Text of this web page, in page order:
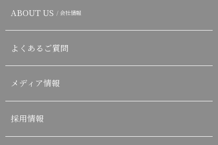
ABOUT US / 会社情報
よくあるご質問
メディア情報
採用情報